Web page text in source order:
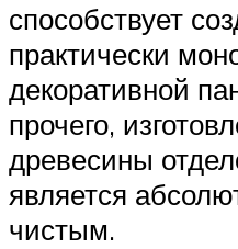
способствует
практически
декоративной
прочего,
древесины
является
чистым.